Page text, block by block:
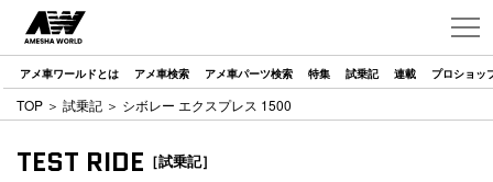
アメ車ワールドとは アメ車検索 アメ車パーツ検索 特集 試乗記 連載 プロショッ
TOP ＞ 試乗記 ＞ シボレー エクスプレス 1500
TEST RIDE ［試乗記］